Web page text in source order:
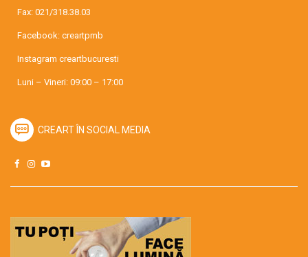
Fax: 021/318.38.03
Facebook: creartpmb
Instagram creartbucuresti
Luni – Vineri: 09:00 – 17:00
CREART ÎN SOCIAL MEDIA